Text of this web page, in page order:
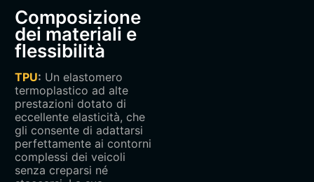
Composizione
dei materiali e
flessibilità‌
TPU‌: Un elastomero
termoplastico ad alte
prestazioni dotato di
eccellente elasticità, che
gli consente di adattarsi
perfettamente ai contorni
complessi dei veicoli
senza creparsi né